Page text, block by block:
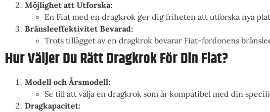
Möjlighet att Utforska:
En Fiat med en dragkrok ger dig friheten att utforska nya
Bränsleeffektivitet Bevarad:
Trots tillägget av en dragkrok bevarar Fiat-fordonens
Hur Väljer Du Rätt Dragkrok För Din Fiat?
Modell och Årsmodell:
Se till att välja en dragkrok som är kompatibel med din
Dragkapacitet: